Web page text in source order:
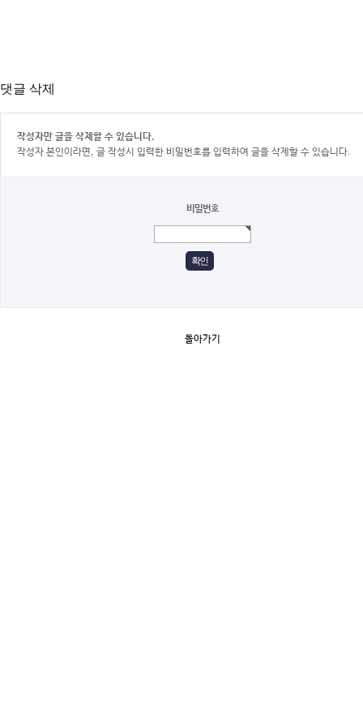
댓글 삭제
작성자만 글을 삭제할 수 있습니다.
작성자 본인이라면, 글 작성시 입력한 비밀번호를 입력하여 글을 삭제할 수 있습니다.
비밀번호
돌아가기